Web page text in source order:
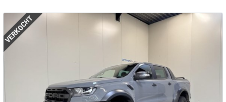
VERKOCHT